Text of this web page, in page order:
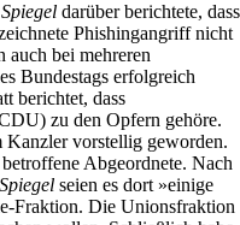
Spiegel darüber berichtete, dass
Phishingangriff nicht
bei mehreren
Bundestags erfolgreich
berichtet, dass
zu den Opfern gehöre.
Kanzler vorstellig geworden.
Abgeordnete. Nach
Spiegel seien es dort »einige
Fraktion. Die Unionsfraktion